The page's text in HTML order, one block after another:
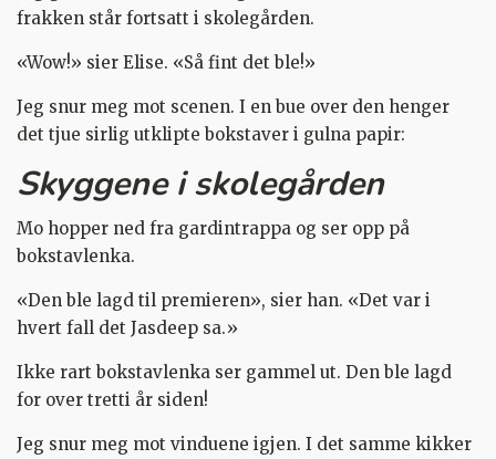
frakken står fortsatt i skolegården.
«Wow!» sier Elise. «Så fint det ble!»
Jeg snur meg mot scenen. I en bue over den henger
det tjue sirlig utklipte bokstaver i gulna papir:
Skyggene i skolegården
Mo hopper ned fra gardintrappa og ser opp på
bokstavlenka.
«Den ble lagd til premieren», sier han. «Det var i
hvert fall det Jasdeep sa.»
Ikke rart bokstavlenka ser gammel ut. Den ble lagd
for over tretti år siden!
Jeg snur meg mot vinduene igjen. I det samme kikker